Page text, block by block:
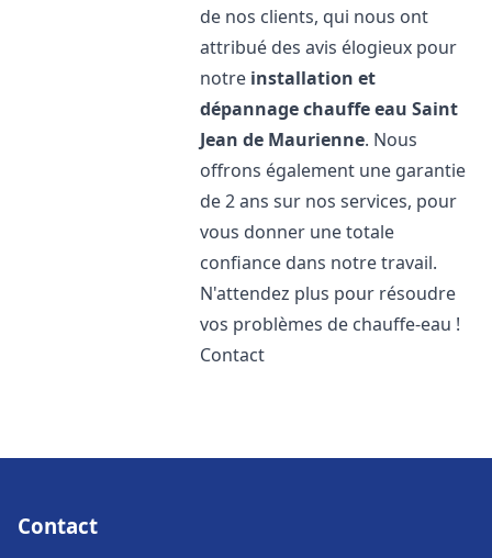
de nos clients, qui nous ont
attribué des avis élogieux pour
notre installation et
dépannage chauffe eau Saint
Jean de Maurienne. Nous
offrons également une garantie
de 2 ans sur nos services, pour
vous donner une totale
confiance dans notre travail.
N'attendez plus pour résoudre
vos problèmes de chauffe-eau !
Contact
Contact